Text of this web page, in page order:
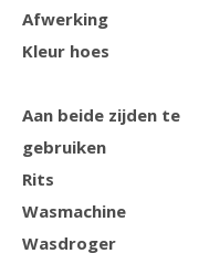
Afwerking
Kleur hoes
Aan beide zijden te
gebruiken
Rits
Wasmachine
Wasdroger